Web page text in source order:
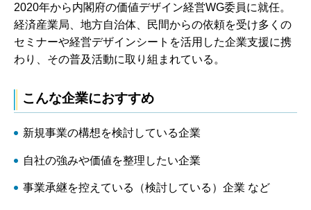
2020年から内閣府の価値デザイン経営WG委員に就任。
経済産業局、地方自治体、民間からの依頼を受け多くの
セミナーや経営デザインシートを活用した企業支援に携
わり、その普及活動に取り組まれている。
こんな企業におすすめ
新規事業の構想を検討している企業
自社の強みや価値を整理したい企業
事業承継を控えている（検討している）企業 など